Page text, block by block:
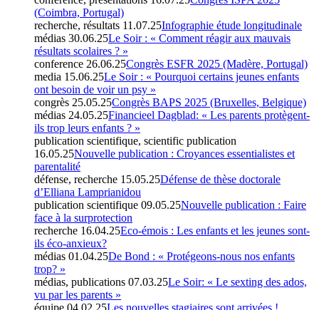
(Coimbra, Portugal)
recherche, résultats 11.07.25Infographie étude longitudinale
médias 30.06.25Le Soir : « Comment réagir aux mauvais
résultats scolaires ? »
conference 26.06.25Congrès ESFR 2025 (Madère, Portugal)
media 15.06.25Le Soir : « Pourquoi certains jeunes enfants
ont besoin de voir un psy »
congrès 25.05.25Congrès BAPS 2025 (Bruxelles, Belgique)
médias 24.05.25Financieel Dagblad: « Les parents protègent-
ils trop leurs enfants ? »
publication scientifique, scientific publication
16.05.25Nouvelle publication : Croyances essentialistes et
parentalité
défense, recherche 15.05.25Défense de thèse doctorale
d’Elliana Lamprianidou
publication scientifique 09.05.25Nouvelle publication : Faire
face à la surprotection
recherche 16.04.25Eco-émois : Les enfants et les jeunes sont-
ils éco-anxieux?
médias 01.04.25De Bond : « Protégeons-nous nos enfants
trop? »
médias, publications 07.03.25Le Soir: « Le sexting des ados,
vu par les parents »
équipe 04.02.25Les nouvelles stagiaires sont arrivées !